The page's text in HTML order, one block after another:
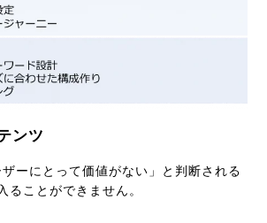
ンツ
ーにとって価値がない」と判断される
ることができません。